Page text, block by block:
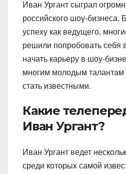
Иван Ургант сыграл
российского шоу-бизнеса.
успеху как ведущего,
решили попробовать себя
начать карьеру в шоу-
многим молодым талантам
стать известными.
Какие
Иван Ургант?
Иван Ургант ведет
среди которых самой